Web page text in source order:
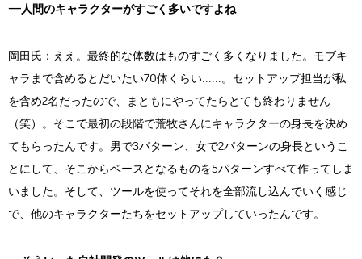
――人間のキャラクターがすごく多いですよね
岡田氏：ええ。最終的な体数はものすごく多くなりました。モブキ
ャラまで含めるとだいたい70体くらい......。セットアップ担当が私
を含め2名だったので、まともにやってたらとても終わりません
（笑）。そこで最初の段階で荒牧さんにキャラクターの身長を決め
てもらったんです。男で3パターン、女で2パターンの身長というこ
とにして、そこからベースとなるものを5パターンすべて作ってしま
いました。そして、ツールを使ってそれを全部流し込んでいく感じ
で、他のキャラクターたちをセットアップしていったんです。